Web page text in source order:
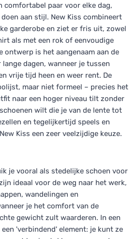
comfortabel paar voor elke dag,
aan stijl. New Kiss combineert
garderobe en ziet er fris uit, zowel
als met een rok of eenvoudige
ontwerp is het aangenaam aan de
dagen, wanneer je tussen
vrije tijd heen en weer rent. De
maar niet formeel – precies het
naar een hoger niveau tilt zonder
wilt die je van de lente tot
en tegelijkertijd speels en
New Kiss een zeer veelzijdige keuze.
je vooral als stedelijke schoen voor
ideaal voor de weg naar het werk,
wandelingen en
je het comfort van de
gewicht zult waarderen. In een
'verbindend' element: je kunt ze